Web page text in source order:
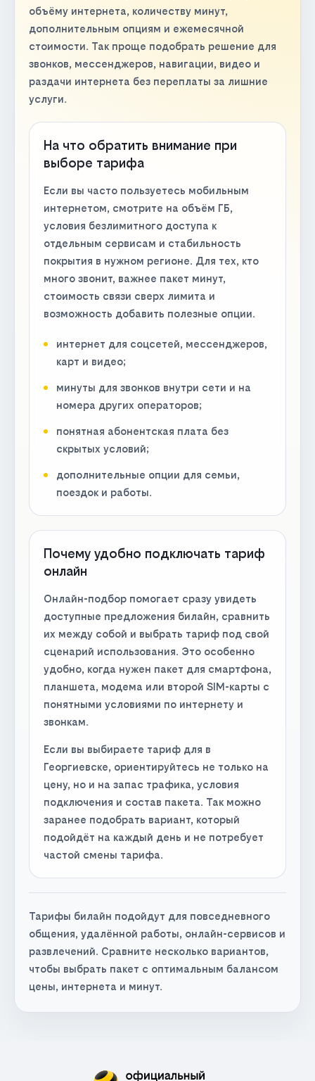
объёму интернета, количеству минут,
дополнительным опциям и ежемесячной
стоимости. Так проще подобрать решение для
звонков, мессенджеров, навигации, видео и
раздачи интернета без переплаты за лишние
услуги.
На что обратить внимание при
выборе тарифа
Если вы часто пользуетесь мобильным
интернетом, смотрите на объём ГБ,
условия безлимитного доступа к
отдельным сервисам и стабильность
покрытия в нужном регионе. Для тех, кто
много звонит, важнее пакет минут,
стоимость связи сверх лимита и
возможность добавить полезные опции.
интернет для соцсетей, мессенджеров,
карт и видео;
минуты для звонков внутри сети и на
номера других операторов;
понятная абонентская плата без
скрытых условий;
дополнительные опции для семьи,
поездок и работы.
Почему удобно подключать тариф
онлайн
Онлайн-подбор помогает сразу увидеть
доступные предложения билайн, сравнить
их между собой и выбрать тариф под свой
сценарий использования. Это особенно
удобно, когда нужен пакет для смартфона,
планшета, модема или второй SIM-карты с
понятными условиями по интернету и
звонкам.
Если вы выбираете тариф для в
Георгиевске, ориентируйтесь не только на
цену, но и на запас трафика, условия
подключения и состав пакета. Так можно
заранее подобрать вариант, который
подойдёт на каждый день и не потребует
частой смены тарифа.
Тарифы билайн подойдут для повседневного
общения, удалённой работы, онлайн-сервисов и
развлечений. Сравните несколько вариантов,
чтобы выбрать пакет с оптимальным балансом
цены, интернета и минут.